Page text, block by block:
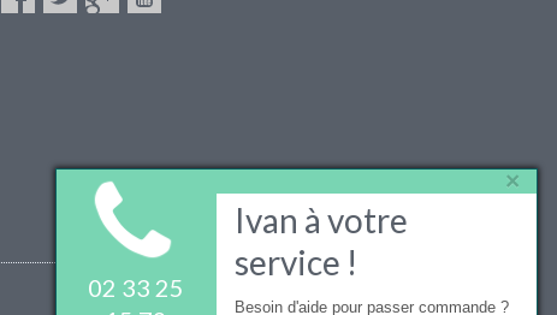
×
02 33 25
Ivan à votre
service !
Besoin d'aide pour passer commande ?